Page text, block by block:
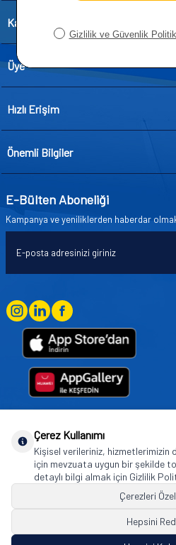
Kategoriler
Üye
Hızlı Erişim
Önemli Bilgiler
E-Bülten Aboneliği
Kampanya ve yeniliklerden haberdar
Goodyear (and Winged Foot Design) are
Tire & Rubber Company used under
Istanbul/Türkiye. © 2026 The
Çerez Kullanımı
Kişisel verileriniz, hizmetlerimizin
için mevzuata uygun bir şekilde
detaylı bilgi almak için Gizlilik
Çerezleri
Hepsini